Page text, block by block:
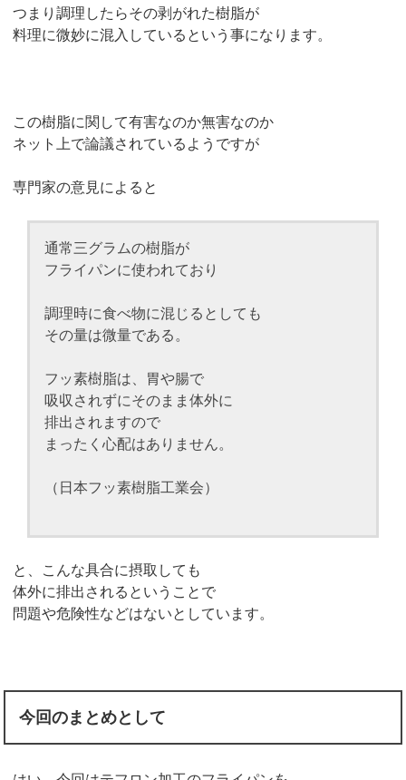
つまり調理したらその剥がれた樹脂が
料理に微妙に混入しているという事になります。
この樹脂に関して有害なのか無害なのか
ネット上で論議されているようですが
専門家の意見によると
通常三グラムの樹脂が
フライパンに使われており
調理時に食べ物に混じるとしても
その量は微量である。
フッ素樹脂は、胃や腸で
吸収されずにそのまま体外に
排出されますので
まったく心配はありません。
（日本フッ素樹脂工業会）
と、こんな具合に摂取しても
体外に排出されるということで
問題や危険性などはないとしています。
今回のまとめとして